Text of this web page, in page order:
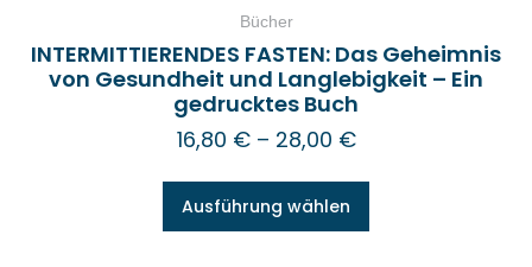
Bücher
INTERMITTIERENDES FASTEN: Das Geheimnis
von Gesundheit und Langlebigkeit – Ein
gedrucktes Buch
16,80 € – 28,00 €
Ausführung wählen